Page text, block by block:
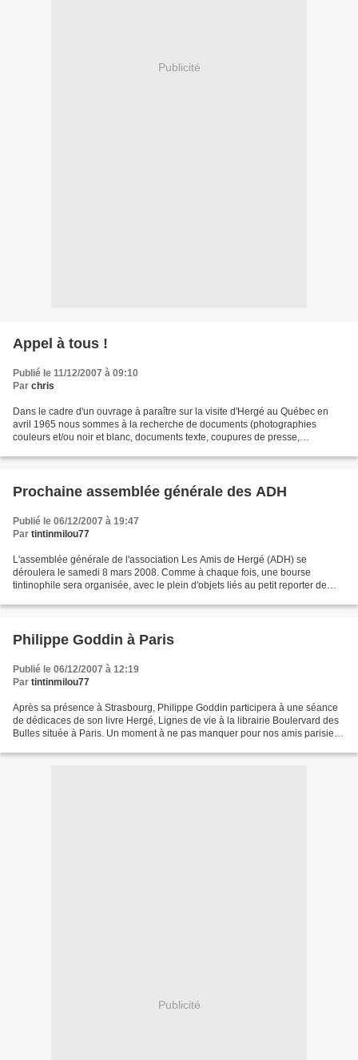
Publicité
Appel à tous !
Publié le 11/12/2007 à 09:10
Par chris
Dans le cadre d'un ouvrage à paraître sur la visite d'Hergé au Québec en
avril 1965 nous sommes à la recherche de documents (photographies
couleurs et/ou noir et blanc, documents texte, coupures de presse,
Prochaine assemblée générale des ADH
Publié le 06/12/2007 à 19:47
Par tintinmilou77
L'assemblée générale de l'association Les Amis de Hergé (ADH) se
déroulera le samedi 8 mars 2008. Comme à chaque fois, une bourse
tintinophile sera organisée, avec le plein d'objets liés au petit reporter de
Philippe Goddin à Paris
Publié le 06/12/2007 à 12:19
Par tintinmilou77
Après sa présence à Strasbourg, Philippe Goddin participera à une séance
de dédicaces de son livre Hergé, Lignes de vie à la librairie Boulervard des
Bulles située à Paris. Un moment à ne pas manquer pour nos amis parisiens
Publicité